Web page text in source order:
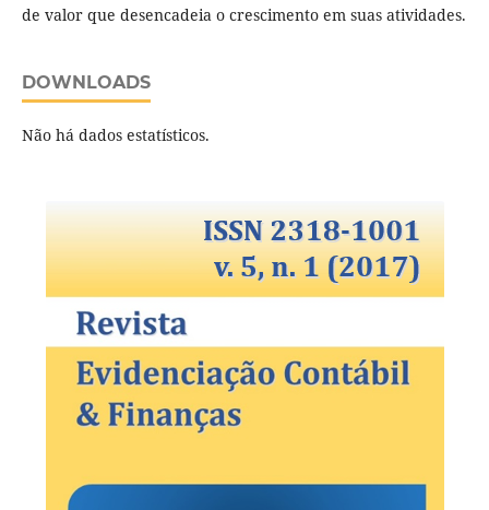
de valor que desencadeia o crescimento em suas atividades.
DOWNLOADS
Não há dados estatísticos.